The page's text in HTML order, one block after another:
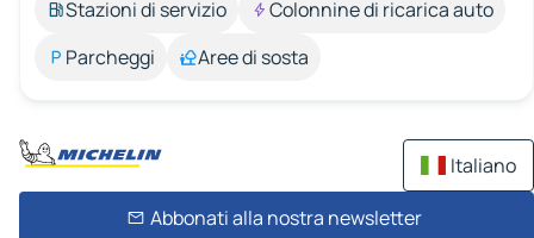
Stazioni di servizio
Colonnine di ricarica auto
Parcheggi
Aree di sosta
Italiano
Abbonati alla nostra newsletter